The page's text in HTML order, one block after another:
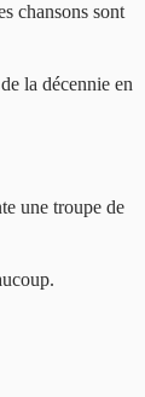
chansons sont
la décennie en
une troupe de